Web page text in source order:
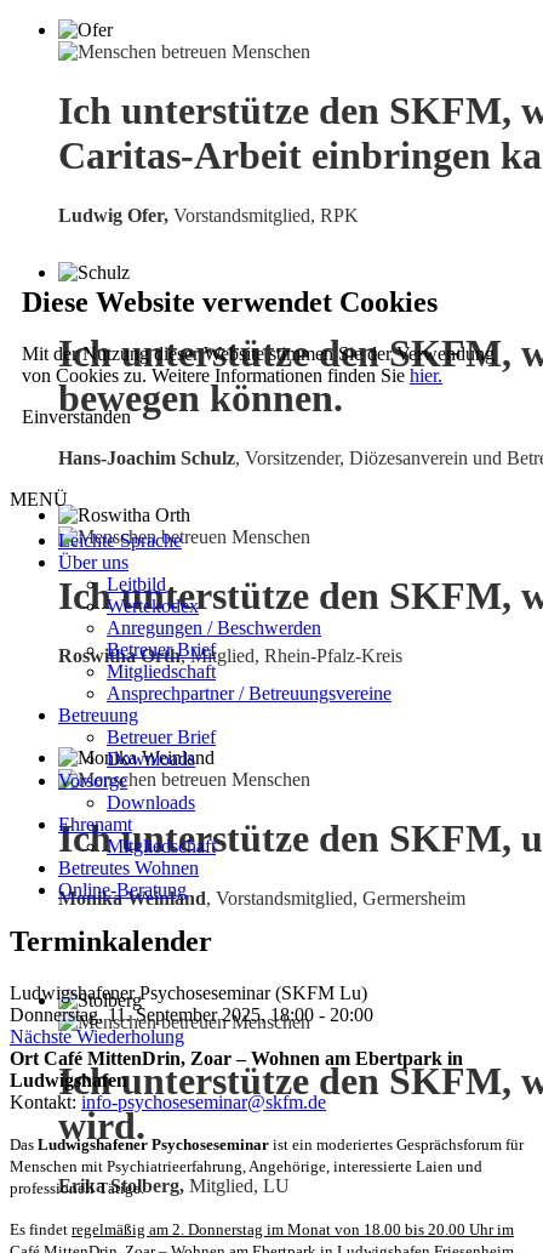
Ich unterstütze den SKFM,
Caritas-Arbeit einbringen
Ludwig Ofer, Vorstandsmitglied, RPK
Ich unterstütze den SKFM,
bewegen können.
Hans-Joachim Schulz, Vorsitzender, Diözesanverein und
Ich unterstütze den SKFM,
Roswitha Orth, Mitglied, Rhein-Pfalz-Kreis
Ich unterstütze den SKFM,
Monika Weinland, Vorstandsmitglied, Germersheim
Ich unterstütze den SKFM,
wird.
Erika Stolberg, Mitglied, LU
Diese Website verwendet Cookies
Mit der Nutzung dieser Website stimmen Sie der Verwendung
von Cookies zu. Weitere Informationen finden Sie hier.
Einverstanden
MENÜ
Leichte Sprache
Über uns
Leitbild
Wertekodex
Anregungen / Beschwerden
Betreuer Brief
Mitgliedschaft
Ansprechpartner / Betreuungsvereine
Betreuung
Betreuer Brief
Downloads
Vorsorge
Downloads
Ehrenamt
Mitgliedschaft
Betreutes Wohnen
Online-Beratung
Terminkalender
Ludwigshafener Psychoseseminar (SKFM Lu)
Donnerstag, 11. September 2025, 18:00 - 20:00
Nächste Wiederholung
Ort Café MittenDrin, Zoar – Wohnen am Ebertpark in
Ludwigshafen
Kontakt: info-psychoseseminar@skfm.de
Das Ludwigshafener Psychoseseminar ist ein moderiertes Gesprächsforum für
Menschen mit Psychiatrieerfahrung, Angehörige, interessierte Laien und
professionell Tätige.
Es findet regelmäßig am 2. Donnerstag im Monat von 18.00 bis 20.00 Uhr im